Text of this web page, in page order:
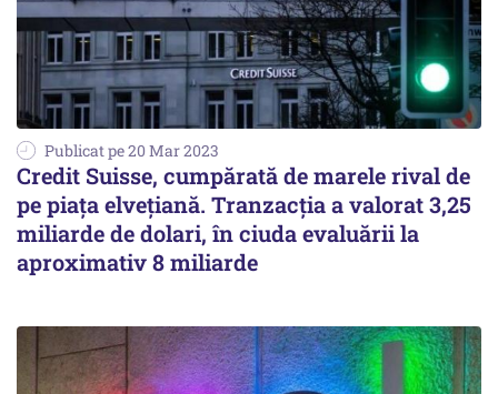
Publicat pe 20 Mar 2023
Credit Suisse, cumpărată de marele rival de
pe piața elvețiană. Tranzacția a valorat 3,25
miliarde de dolari, în ciuda evaluării la
aproximativ 8 miliarde